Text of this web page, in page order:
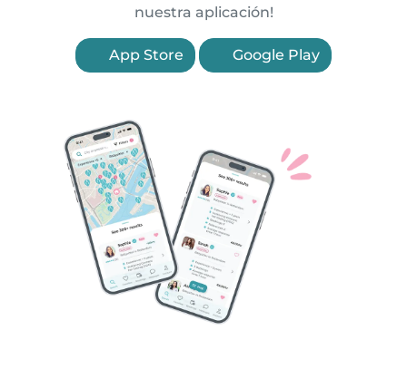
nuestra aplicación!
App Store Google Play